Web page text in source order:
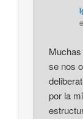
se nos
por la